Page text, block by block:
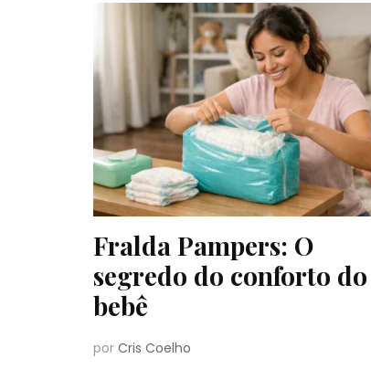
Fralda Pampers: O
segredo do conforto do
bebê
por Cris Coelho